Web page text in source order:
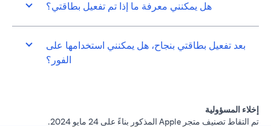
هل يمكنني معرفة ما إذا تم تفعيل بطاقتي؟
بعد تفعيل بطاقتي بنجاح، هل يمكنني استخدامها على
الفور؟
إخلاء المسؤولية
تم التقاط تصنيف متجر Apple المذكور بناءً على 24 مايو 2024.